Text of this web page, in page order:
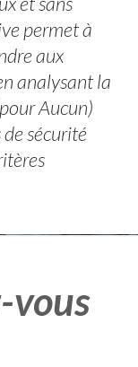
permet à
aux
analysant la
Aucun)
sécurité
vous